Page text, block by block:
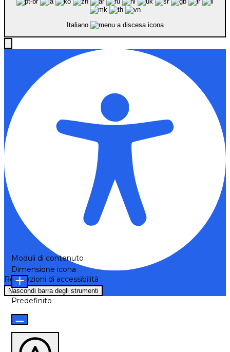
Italiano
Regolazioni di accessibilità
Nascondi barra degli strumenti
Moduli di contenuto
Dimensione icona
Predefinito